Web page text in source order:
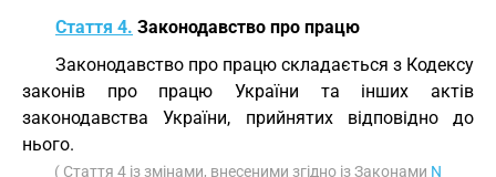
Стаття 4. Законодавство про працю
Законодавство про працю складається з Кодексу
законів про працю України та інших актів
законодавства України, прийнятих відповідно до
нього.
( Стаття 4 із змінами, внесеними згідно із Законами N